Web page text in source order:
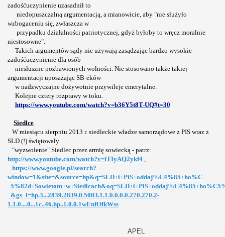
zadośćuczynienie uzasadnił to
niedopuszczalną argumentacją, a mianowicie, aby "nie służyło
wzbogaceniu się, zwłaszcza w
przypadku działalności patriotycznej, gdyż byłoby to wręcz moralnie
niestosowne".
Takich argumentów sądy nie używają zasądzając bardzo wysokie
zadośćuczynienie dla osób
niesłuszne pozbawionych wolności. Nie stosowano także takiej
argumentacji uposażając SB-eków
w nadzwyczajne dożywotnie przywileje emerytalne.
Kolejne cztery rozprawy w toku.
https://www.youtube.com/watch?v=b36Y5t8T-UQ#t=30
Siedlce
W miesiącu sierpniu 2013 r. siedleckie władze samorządowe z PIS wraz z
SLD (!) świętowały
"wyzwolenie" Siedlec przez armię sowiecką - patrz:
http://www.youtube.com/watch?v=iTIyAQ2ykf4 ,
https://www.google.pl/search?
window=1&site=&source=hp&q=SLD+i+PiS+oddaj%C4%85+ho%C
&gs_l=hp.3...2839.2839.0.5003.1.1.0.0.0.0.270.270.2-
1.1.0....0...1c..46.hp..1.0.0.1wEnfOfkWss
APEL